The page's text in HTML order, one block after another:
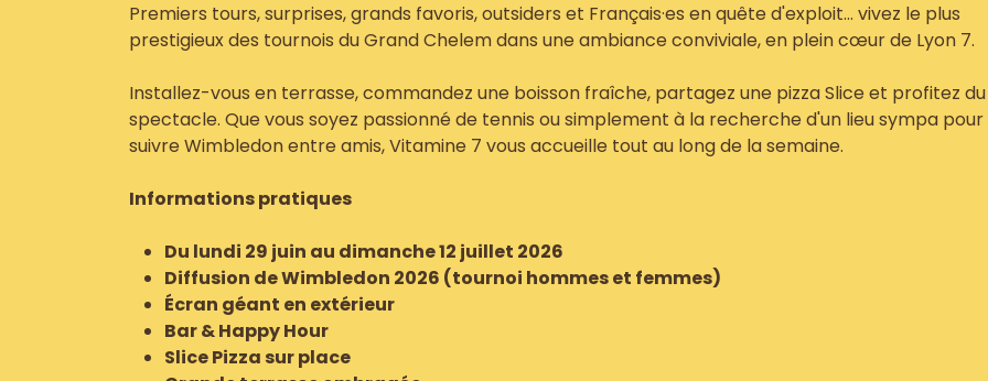
Premiers tours, surprises, grands favoris, outsiders et Français·es en quête d'exploit… vivez le plus
prestigieux des tournois du Grand Chelem dans une ambiance conviviale, en plein cœur de Lyon 7.
Installez-vous en terrasse, commandez une boisson fraîche, partagez une pizza Slice et profitez du
spectacle. Que vous soyez passionné de tennis ou simplement à la recherche d'un lieu sympa pour
suivre Wimbledon entre amis, Vitamine 7 vous accueille tout au long de la semaine.
Informations pratiques
Du lundi 29 juin au dimanche 12 juillet 2026
Diffusion de Wimbledon 2026 (tournoi hommes et femmes)
Écran géant en extérieur
Bar & Happy Hour
Slice Pizza sur place